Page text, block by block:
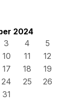
2024
3 4 5
10 11 12
17 18 19
24 25 26
31